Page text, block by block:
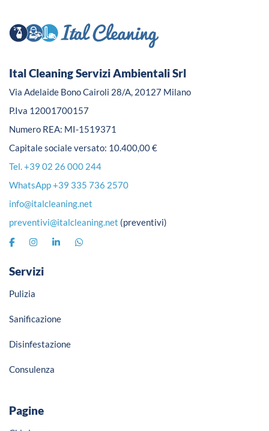
Ital Cleaning Servizi Ambientali Srl
Via Adelaide Bono Cairoli 28/A, 20127 Milano
P.Iva 12001700157
Numero REA: MI-1519371
Capitale sociale versato: 10.400,00 €
Tel. +39 02 26 000 244
WhatsApp +39 335 736 2570
info@italcleaning.net
preventivi@italcleaning.net (preventivi)
Servizi
Pulizia
Sanificazione
Disinfestazione
Consulenza
Pagine